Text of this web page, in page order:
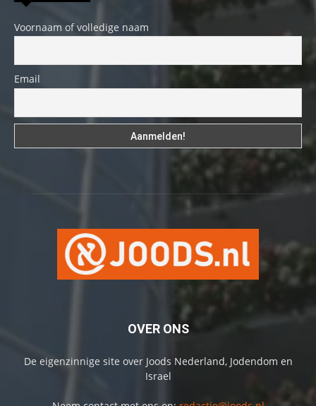
Voornaam of volledige naam
Email
OVER ONS
De eigenzinnige site over Joods Nederland, Jodendom en
Israel